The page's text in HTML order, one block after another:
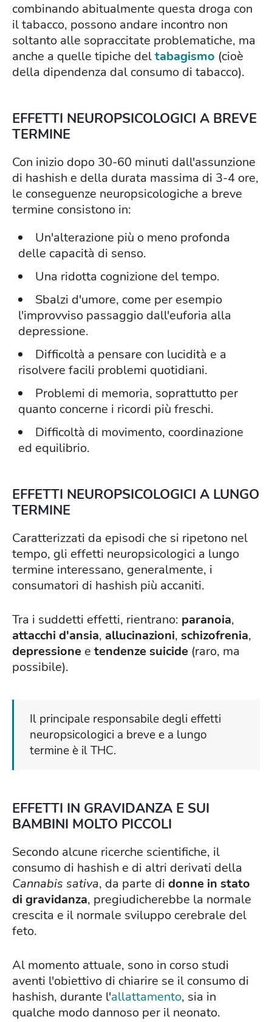
combinando abitualmente questa droga con
il tabacco, possono andare incontro non
soltanto alle sopraccitate problematiche, ma
anche a quelle tipiche deltabagismo (cioè
della dipendenza dal consumo di tabacco).
EFFETTI NEUROPSICOLOGICI A BREVE
TERMINE
Con inizio dopo 30-60 minuti dall'assunzione
di hashish e della durata massima di 3-4 ore,
le conseguenze neuropsicologiche a breve
termine consistono in:
Un'alterazione più o meno profonda
delle capacità di senso.
Una ridotta cognizione del tempo.
Sbalzi d'umore, come per esempio
l'improvviso passaggio dall'euforia alla
depressione.
Difficoltà a pensare con lucidità e a
risolvere facili problemi quotidiani.
Problemi di memoria, soprattutto per
quanto concerne i ricordi più freschi.
Difficoltà di movimento, coordinazione
ed equilibrio.
EFFETTI NEUROPSICOLOGICI A LUNGO
TERMINE
Caratterizzati da episodi che si ripetono nel
tempo, gli effetti neuropsicologici a lungo
termine interessano, generalmente, i
consumatori di hashish più accaniti.
Tra i suddetti effetti, rientrano: paranoia,
attacchi d'ansia, allucinazioni, schizofrenia,
depressione e tendenze suicide (raro, ma
possibile).
Il principale responsabile degli effetti
neuropsicologici a breve e a lungo
termine è il THC.
EFFETTI IN GRAVIDANZA E SUI
BAMBINI MOLTO PICCOLI
Secondo alcune ricerche scientifiche, il
consumo di hashish e di altri derivati della
Cannabis sativa, da parte di donne in stato
di gravidanza, pregiudicherebbe la normale
crescita e il normale sviluppo cerebrale del
feto.
Al momento attuale, sono in corso studi
aventi l'obiettivo di chiarire se il consumo di
hashish, durante l'allattamento, sia in
qualche modo dannoso per il neonato.